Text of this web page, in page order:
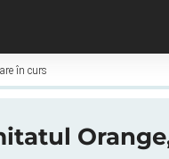
în curs